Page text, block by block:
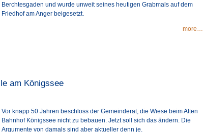
Berchtesgaden und wurde unweit seines heutigen Grabmals auf dem
Friedhof am Anger beigesetzt.
more…
am Königssee
Vor knapp 50 Jahren beschloss der Gemeinderat, die Wiese beim Alten
Bahnhof Königssee nicht zu bebauen. Jetzt soll sich das ändern. Die
Argumente von damals sind aber aktueller denn je.